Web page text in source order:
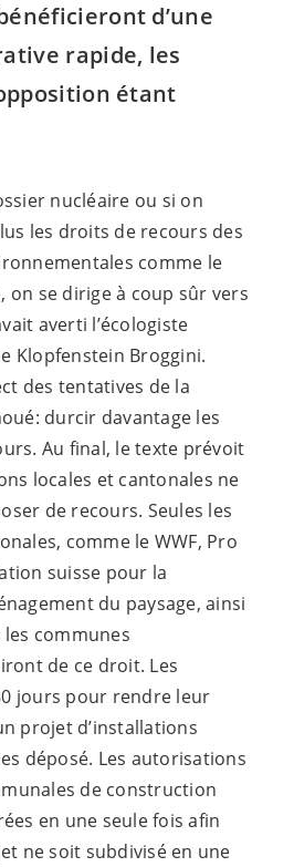
d’une
rapide, les
étant
nucléaire ou si on
les droits de recours des
comme le
on se dirige à coup sûr vers
averti l’écologiste
Klopfenstein Broggini.
des tentatives de la
durcir davantage les
Au final, le texte prévoit
locales et cantonales ne
de recours. Seules les
comme le WWF, Pro
suisse pour la
du paysage, ainsi
communes
de ce droit. Les
jours pour rendre leur
projet d’installations
déposé. Les autorisations
de construction
en une seule fois afin
ne soit subdivisé en une